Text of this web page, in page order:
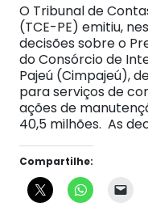
O Tribunal de
(TCE-PE) emitiu,
decisões sobre o
do Consórcio de
Pajeú (Cimpajeú),
para serviços de
ações de
40,5 milhões. As
Compartilhe: